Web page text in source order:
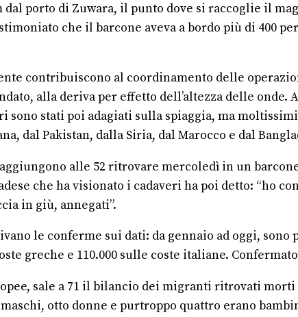
dal porto di Zuwara, il punto dove si raccoglie il
che il barcone aveva a bordo più di 400
contribuiscono al coordinamento delle
alla deriva per effetto dell’altezza delle
sono stati poi adagiati sulla spiaggia, ma
dal Pakistan, dalla Siria, dal Marocco e dal
alle 52 ritrovare mercoledì in un
che ha visionato i cadaveri ha poi detto: “ho
in giù, annegati”.
le conferme sui dati: da gennaio ad oggi,
greche e 110.000 sulle coste italiane.
sale a 71 il bilancio dei migranti ritrovati
otto donne e purtroppo quattro erano